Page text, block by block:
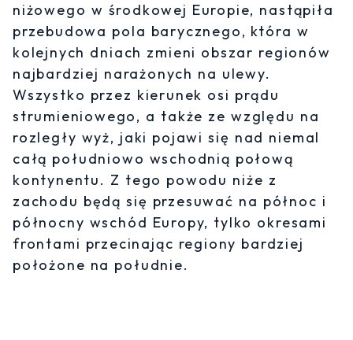
niżowego w środkowej Europie, nastąpiła
przebudowa pola barycznego, która w
kolejnych dniach zmieni obszar regionów
najbardziej narażonych na ulewy.
Wszystko przez kierunek osi prądu
strumieniowego, a także ze względu na
rozległy wyż, jaki pojawi się nad niemal
całą południowo wschodnią połową
kontynentu. Z tego powodu niże z
zachodu będą się przesuwać na północ i
północny wschód Europy, tylko okresami
frontami przecinając regiony bardziej
położone na południe.